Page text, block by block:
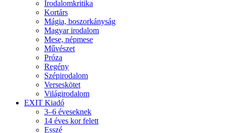
Irodalomkritika
Kortárs
Mágia, boszorkányság
Magyar irodalom
Mese, népmese
Művészet
Próza
Regény
Szépirodalom
Verseskötet
Világirodalom
EXIT Kiadó
3–6 éveseknek
14 éves kor felett
Esszé